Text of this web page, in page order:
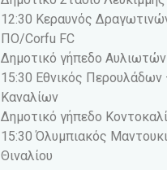
12:30 Κεραυνός
ΠΟ/Corfu FC
Δημοτικό γήπεδο Αυλιωτών
15:30 Εθνικός Περουλάδων
Καναλίων
Δημοτικό γήπεδο
15:30 Όλυμπιακός
Θιναλίου